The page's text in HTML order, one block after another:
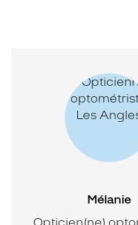
Mélanie
Opticien(ne)